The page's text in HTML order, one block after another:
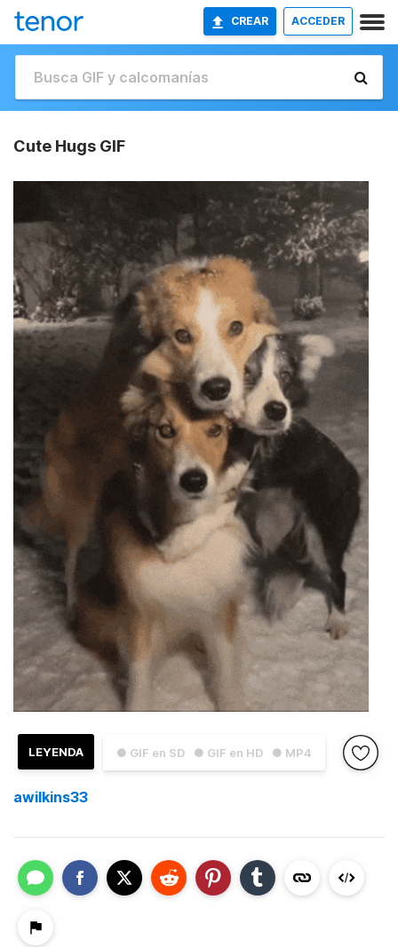
CREAR ACCEDER
Cute Hugs GIF
● GIF en SD ● GIF en HD ● MP4
LEYENDA
awilkins33